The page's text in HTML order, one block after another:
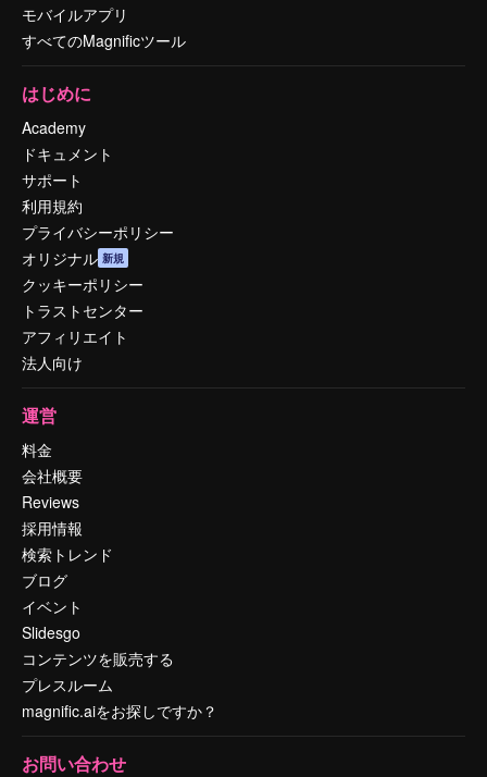
モバイルアプリ
すべてのMagnificツール
はじめに
Academy
ドキュメント
サポート
利用規約
プライバシーポリシー
オリジナル 新規
クッキーポリシー
トラストセンター
アフィリエイト
法人向け
運営
料金
会社概要
Reviews
採用情報
検索トレンド
ブログ
イベント
Slidesgo
コンテンツを販売する
プレスルーム
magnific.aiをお探しですか？
お問い合わせ